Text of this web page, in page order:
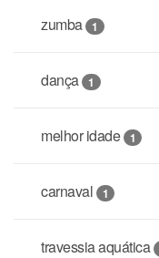
zumba 1
dança 1
melhor idade 1
carnaval 1
travessia aquática